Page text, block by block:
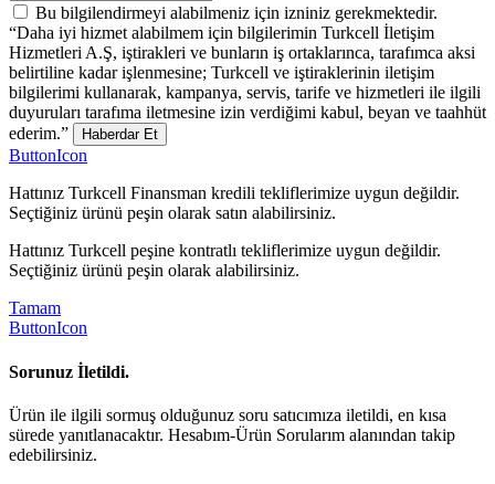
Bu bilgilendirmeyi alabilmeniz için izniniz gerekmektedir.
“Daha iyi hizmet alabilmem için bilgilerimin Turkcell İletişim
Hizmetleri A.Ş, iştirakleri ve bunların iş ortaklarınca, tarafımca aksi
belirtiline kadar işlenmesine; Turkcell ve iştiraklerinin iletişim
bilgilerimi kullanarak, kampanya, servis, tarife ve hizmetleri ile ilgili
duyuruları tarafıma iletmesine izin verdiğimi kabul, beyan ve taahhüt
ederim.”
Haberdar Et
ButtonIcon
Hattınız Turkcell Finansman kredili tekliflerimize uygun değildir.
Seçtiğiniz ürünü peşin olarak satın alabilirsiniz.
Hattınız Turkcell peşine kontratlı tekliflerimize uygun değildir.
Seçtiğiniz ürünü peşin olarak alabilirsiniz.
Tamam
ButtonIcon
Sorunuz İletildi.
Ürün ile ilgili sormuş olduğunuz soru satıcımıza iletildi, en kısa
sürede yanıtlanacaktır. Hesabım-Ürün Sorularım alanından takip
edebilirsiniz.